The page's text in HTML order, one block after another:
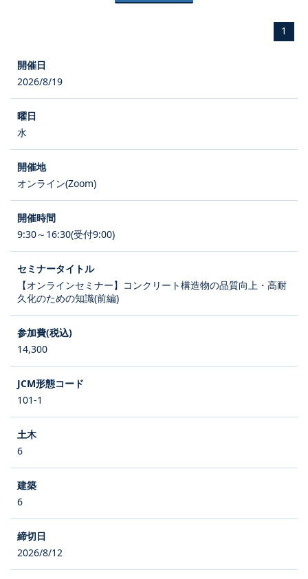
1
2026/8/19
水
オンライン(Zoom)
9:30～16:30(受付9:00)
【オンラインセミナー】コンクリート構造物の品質向上・高耐
久化のための知識(前編)
14,300
101-1
6
6
2026/8/12